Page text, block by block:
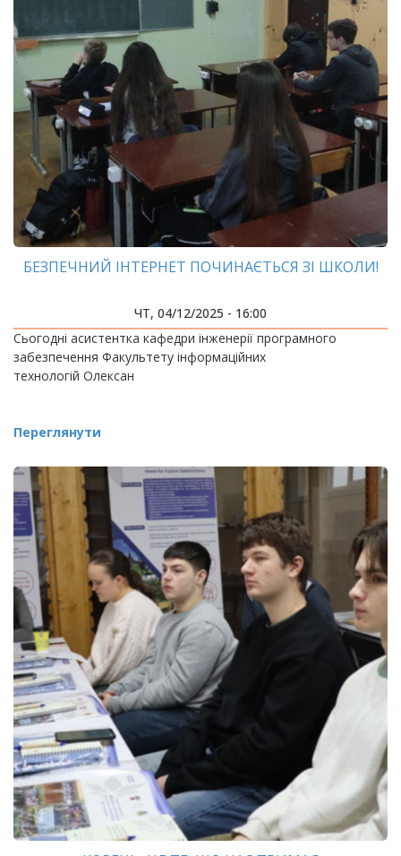
БЕЗПЕЧНИЙ ІНТЕРНЕТ ПОЧИНАЄТЬСЯ ЗІ ШКОЛИ!
ЧТ, 04/12/2025 - 16:00
Сьогодні асистентка кафедри інженерії програмного
забезпечення Факультету інформаційних
технологій Олексан
Переглянути